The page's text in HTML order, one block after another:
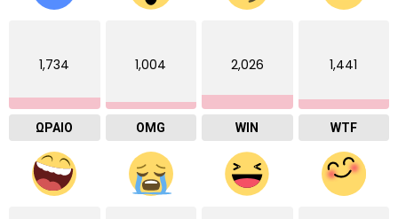
1,734
ΩΡΑΙΟ
1,004
OMG
2,026
WIN
1,441
WTF